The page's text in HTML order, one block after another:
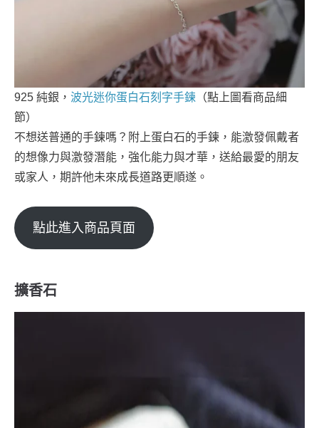
925 純銀， 波光迷你蛋白石刻字手鍊 （點上圖看商品細
節）
不想送普通的手鍊嗎？附上蛋白石的手鍊，能激發佩戴者
的想像力與激發潛能，強化能力與才華，送給最愛的朋友
或家人，期許他未來成長道路更順遂。
點此進入商品頁面
擴香石